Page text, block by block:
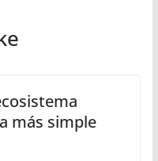
más simple